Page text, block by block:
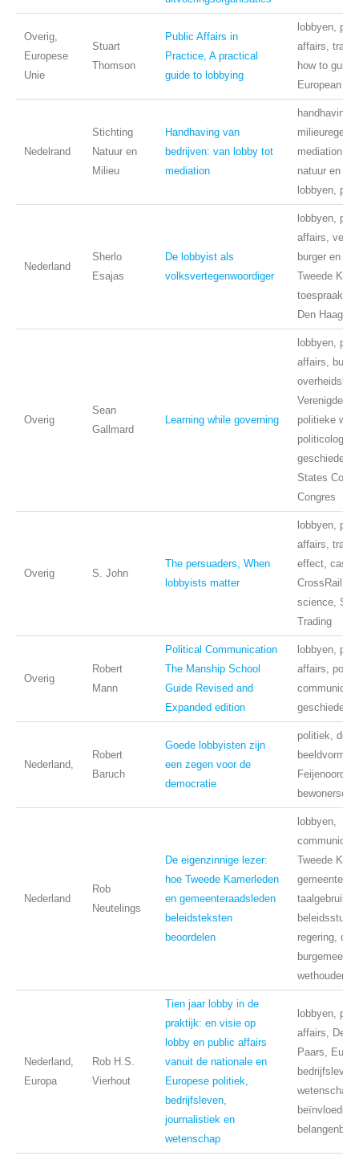
Overig,
Europese
Unie
Stuart
Thomson
Public Affairs in
Practice, A practical
guide to lobbying
lobbyen,
affairs,
how to
European
Nedelrand
Stichting
Natuur en
Milieu
Handhaving van
bedrijven: van lobby tot
mediation
handhaving
milieuregels,
mediation,
natuur en
lobbyen,
Nederland
Sherlo
Esajas
De lobbyist als
volksvertegenwoordiger
lobbyen,
affairs,
burger en
Tweede
toespraak,
Den Haag
Overig
Sean
Gallmard
Learning while governing
lobbyen,
affairs,
Verenigde
politieke
politicologie,
States
Congres
Overig S. John
The persuaders, When
lobbyists matter
lobbyen,
affairs,
effect, case
CrossRail,
science,
Trading
Overig
Robert
Mann
Political Communication
The Manship School
Guide Revised and
Expanded edition
lobbyen,
affairs,
geschiedenis
Nederland,
Robert
Baruch
Goede lobbyisten zijn
een zegen voor de
democratie
politiek,
Feijenoord,
Nederland
Rob
Neutelings
De eigenzinnige lezer:
hoe Tweede Kamerleden
en gemeenteraadsleden
beleidsteksten
beoordelen
lobbyen,
Tweede
taalgebruik,
regering,
wethouders
Nederland,
Europa
Rob H.S.
Vierhout
Tien jaar lobby in de
praktijk: en visie op
lobby en public affairs
vanuit de nationale en
Europese politiek,
bedrijfsleven,
journalistiek en
wetenschap
lobbyen,
affairs, Den
Paars,
bedrijfsleven,
wetenschap,
beïnvloeding,